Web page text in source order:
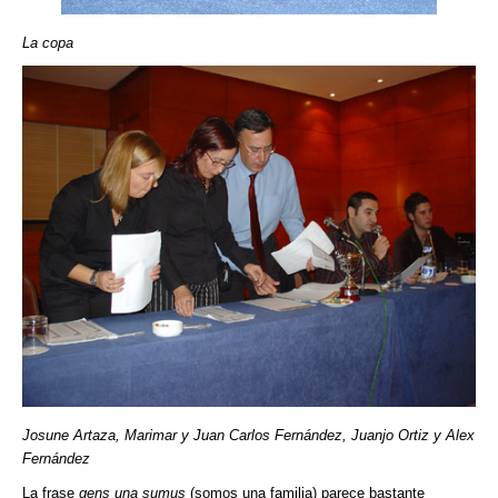
La copa
Josune Artaza, Marimar y Juan Carlos Fernández, Juanjo Ortiz y Alex
Fernández
La frase gens una sumus (somos una familia) parece bastante